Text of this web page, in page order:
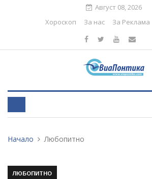
Август 08, 2026
Хороскоп
За нас За Реклама
Начало Любопитно
ЛЮБОПИТНО